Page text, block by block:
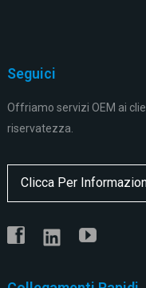
Seguici
Offriamo servizi OEM ai
riservatezza.
Clicca Per